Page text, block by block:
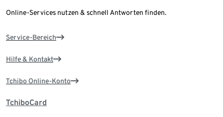
Online-Services nutzen & schnell Antworten finden.
Service-Bereich
Hilfe & Kontakt
Tchibo Online-Konto
TchiboCard